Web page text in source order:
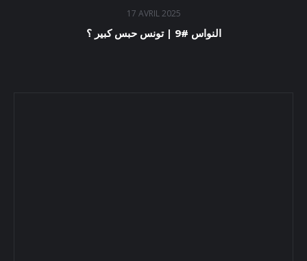
17 AVRIL 2025
النواس #9 | تونس حبس كبير ؟